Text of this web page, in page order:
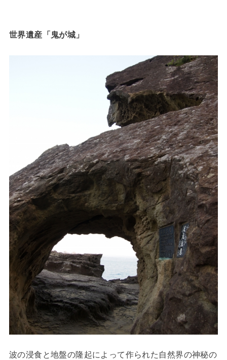
世界遺産「鬼が城」
波の浸食と地盤の隆起によって作られた自然界の神秘の